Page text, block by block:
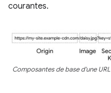
courantes.
Composantes de base d'une